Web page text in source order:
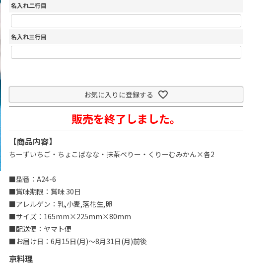
名入れ二行目
名入れ三行目
お気に入りに登録する
販売を終了しました。
【商品内容】
ちーずいちご・ちょこばなな・抹茶べりー・くりーむみかん×各2
■型番：A24-6
■賞味期限：賞味 30日
■アレルゲン：乳,小麦,落花生,卵
■サイズ：165mm×225mm×80mm
■配送便：ヤマト便
■お届け日：6月15日(月)～8月31日(月)前後
京料理